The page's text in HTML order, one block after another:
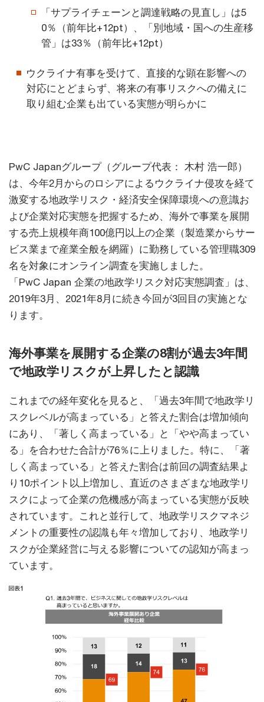
「サプライチェーンと調達戦略の見直し」は5
0％（前年比+12pt）、「別地域・国への生産移
管」は33％（前年比+12pt）
ウクライナ有事を受けて、直接的な顕在影響への
対応にとどまらず、将来の有事リスクへの備えに
取り組む企業も出ている実態が明らかに
PwC Japanグループ（グループ代表： 木村 浩一郎）
は、今年2月からのロシアによるウクライナ侵攻を経て
激変する地政学リスク・経済安全保障環境への意識お
よび企業対応実態を把握するため、海外で事業を展開
する売上規模年商100億円以上の企業（製造業からサー
ビス業まで産業全般を網羅）に勤務している管理職309
名を対象にオンライン調査を実施しました。
「PwC Japan 企業の地政学リスク対応実態調査」は、
2019年3月、2021年8月に続き今回が3回目の実施とな
ります。
海外事業を展開する企業の8割が過去3年間
で地政学リスクが上昇したと認識
これまでの経年変化を見ると、「過去3年間で地政学リ
スクレベルが高まっている」と答えた割合は増加傾向
にあり、「著しく高まっている」と「やや高まってい
る」を合わせた合計が76％に上りました。特に、「著
しく高まっている」と答えた割合は前回の調査結果よ
り10ポイント以上増加し、直近のさまざまな地政学リ
スクによって企業の危機感が高まっている実態が反映
されています。これと並行して、地政学リスクマネジ
メントの重要性の認識も年々増加しており、地政学リ
スクが企業経営に与える影響についての認知が高まっ
ています。